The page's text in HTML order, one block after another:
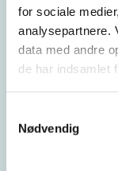
for sociale
analysepartnere.
data med andre
de har indsamlet
Nødvendig
Hvordan kan
Det er rituelt, fordi
særlig vigtig
kraftoverførelse.
Hvad er det
tættest på Gud/